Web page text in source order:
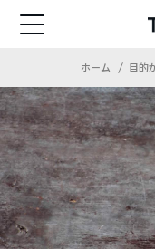
ホーム 目的